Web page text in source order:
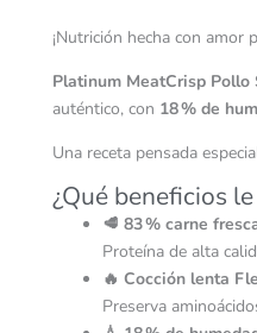
¡Nutrición hecha con amor
Platinum MeatCrisp Pollo
auténtico, con 18 % de
Una receta pensada
¿Qué beneficios
🥩 83 % carne
Proteína de alta
🔥 Cocción lenta
Preserva